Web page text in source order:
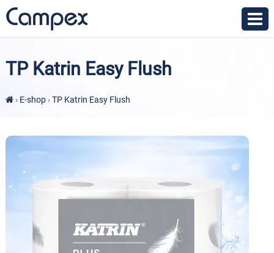
TP Katrin Easy Flush
› E-shop›TP Katrin Easy Flush